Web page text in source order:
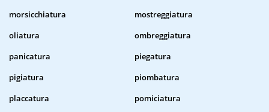
morsicchiatura
mostreggiatura
oliatura
ombreggiatura
panicatura
piegatura
pigiatura
piombatura
placcatura
pomiciatura